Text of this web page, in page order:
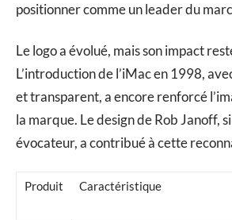
positionner comme un leader du
Le logo a évolué, mais son impact
L’introduction de l’iMac en 1998,
et transparent, a encore renforcé
la marque. Le design de Rob Janoff,
évocateur, a contribué à cette
Produit Caractéristique